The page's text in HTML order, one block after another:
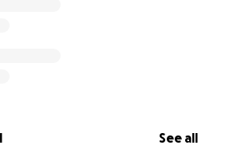
See all